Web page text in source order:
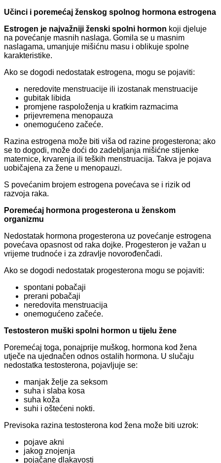
Učinci i poremećaj ženskog spolnog hormona estrogena
Estrogen je najvažniji ženski spolni hormon koji djeluje
na povećanje masnih naslaga. Gomila se u masnim
naslagama, umanjuje mišićnu masu i oblikuje spolne
karakteristike.
Ako se dogodi nedostatak estrogena, mogu se pojaviti:
neredovite menstruacije ili izostanak menstruacije
gubitak libida
promjene raspoloženja u kratkim razmacima
prijevremena menopauza
onemogućeno začeće.
Razina estrogena može biti viša od razine progesterona; ako
se to dogodi, može doći do zadebljanja mišićne stijenke
maternice, krvarenja ili teških menstruacija. Takva je pojava
uobičajena za žene u menopauzi.
S povećanim brojem estrogena povećava se i rizik od
razvoja raka.
Poremećaj hormona progesterona u ženskom
organizmu
Nedostatak hormona progesterona uz povećanje estrogena
povećava opasnost od raka dojke. Progesteron je važan u
vrijeme trudnoće i za zdravlje novorođenčadi.
Ako se dogodi nedostatak progesterona mogu se pojaviti:
spontani pobačaji
prerani pobačaji
neredovita menstruacija
onemogućeno začeće.
Testosteron muški spolni hormon u tijelu žene
Poremećaj toga, ponajprije muškog, hormona kod žena
utječe na ujednačen odnos ostalih hormona. U slučaju
nedostatka testosterona, pojavljuje se:
manjak želje za seksom
suha i slaba kosa
suha koža
suhi i oštećeni nokti.
Previsoka razina testosterona kod žena može biti uzrok:
pojave akni
jakog znojenja
pojačane dlakavosti